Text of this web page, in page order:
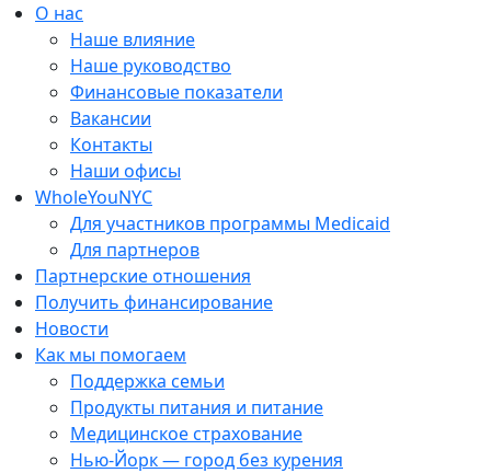
Перейти
содержанию
О нас
Наше влияние
Наше руководство
Финансовые показатели
Вакансии
Контакты
Наши офисы
WholeYouNYC
Для участников программы Medicaid
Для партнеров
Партнерские отношения
Получить финансирование
Новости
Как мы помогаем
Поддержка семьи
Продукты питания и питание
Медицинское страхование
Нью-Йорк — город без курения